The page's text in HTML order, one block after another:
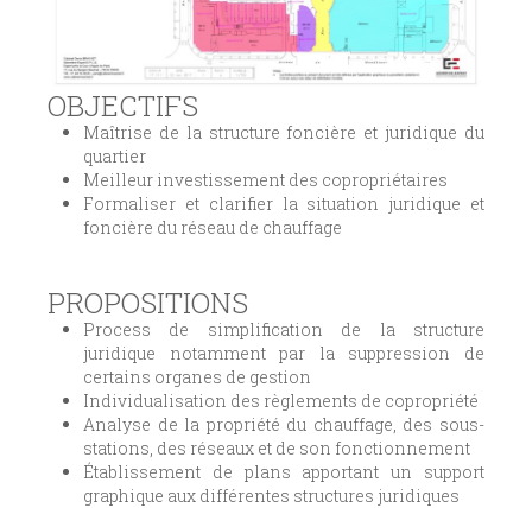
OBJECTIFS
Maîtrise de la structure foncière et juridique du
quartier
Meilleur investissement des copropriétaires
Formaliser et clarifier la situation juridique et
foncière du réseau de chauffage
PROPOSITIONS
Process de simplification de la structure
juridique notamment par la suppression de
certains organes de gestion
Individualisation des règlements de copropriété
Analyse de la propriété du chauffage, des sous-
stations, des réseaux et de son fonctionnement
Établissement de plans apportant un support
graphique aux différentes structures juridiques